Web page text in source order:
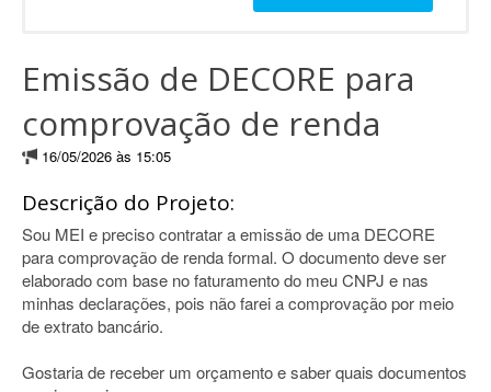
Emissão de DECORE para
comprovação de renda
16/05/2026 às 15:05
Descrição do Projeto:
Sou MEI e preciso contratar a emissão de uma DECORE
para comprovação de renda formal. O documento deve ser
elaborado com base no faturamento do meu CNPJ e nas
minhas declarações, pois não farei a comprovação por meio
de extrato bancário.
Gostaria de receber um orçamento e saber quais documentos